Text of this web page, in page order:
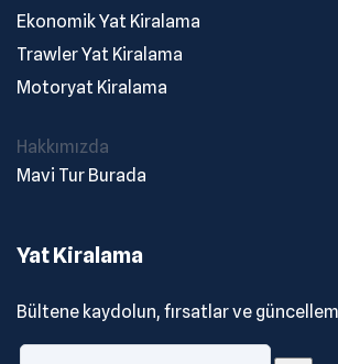
Ekonomik Yat Kiralama
Trawler Yat Kiralama
Motoryat Kiralama
Hakkımızda
Mavi Tur Burada
Yat Kiralama
Bültene kaydolun, fırsatlar ve